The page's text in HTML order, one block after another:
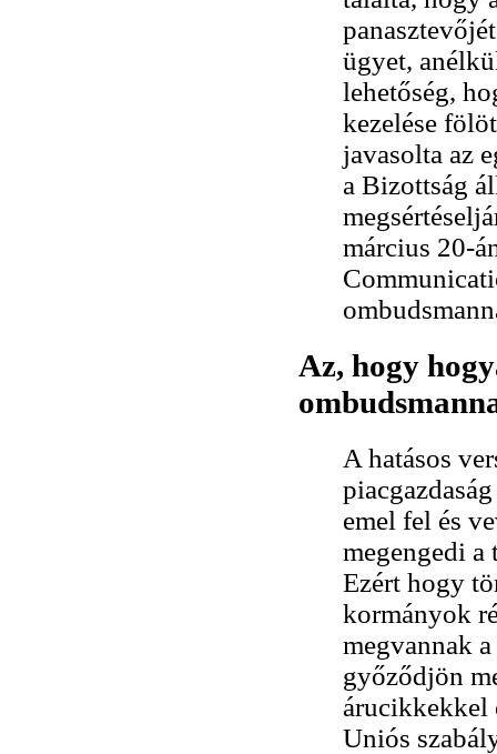
ügyet,
lehetőség,
kezelése
javasolta az
a Bizottság
március 20-
Az, hogy
A hatásos
emel fel és
megengedi
Ezért hogy
kormányok
megvannak
győződjön
árucikkekkel
Uniós